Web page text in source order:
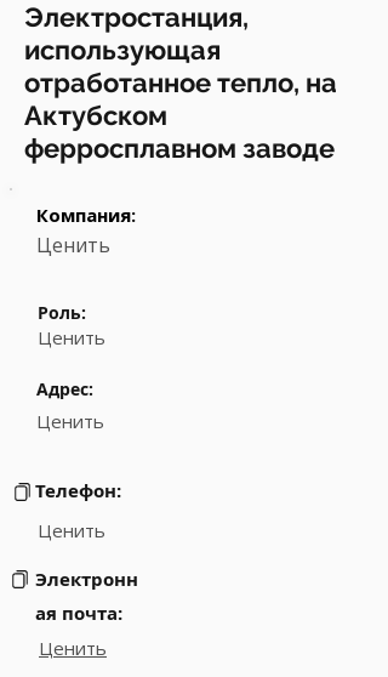
Электростанция,
использующая
отработанное тепло, на
Актубском
ферросплавном заводе
Компания:
Ценить
Роль:
Ценить
Адрес:
Ценить
Телефон:
Ценить
Электронн
ая почта:
Ценить